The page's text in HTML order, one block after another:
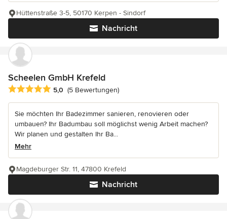
Nachricht
Hüttenstraße 3-5, 50170 Kerpen - Sindorf
Scheelen GmbH Krefeld
Durchschnittliche Bewertung: 5 von 5 Sternen
5,0 (5 Bewertungen)
Sie möchten Ihr Badezimmer sanieren, renovieren oder
umbauen? Ihr Badumbau soll möglichst wenig Arbeit machen?
Wir planen und gestalten Ihr Ba...
Mehr
Nachricht
Magdeburger Str. 11, 47800 Krefeld